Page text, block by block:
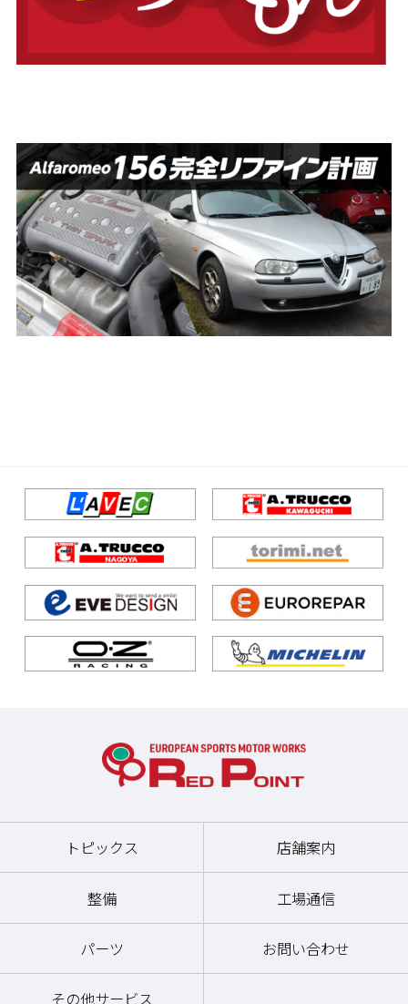
トピックス 店舗案内
整備 工場通信
パーツ お問い合わせ
その他サービス